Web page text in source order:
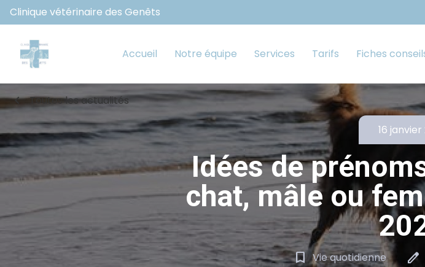
Clinique vétérinaire des Genêts
Accueil Notre équipe Services Tarifs Fiches
chevron_left Toutes les actualités
16 janvier
Idées de
chat, mâle ou
bookmark_border Vie quotidienne edit